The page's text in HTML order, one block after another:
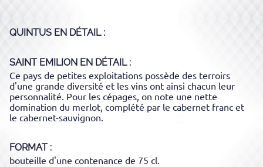
QUINTUS EN DÉTAIL :
SAINT EMILION EN DÉTAIL :
Ce pays de petites exploitations possède des terroirs
d'une grande diversité et les vins ont ainsi chacun leur
personnalité. Pour les cépages, on note une nette
domination du merlot, complété par le cabernet franc et
le cabernet-sauvignon.
FORMAT
bouteille d'une contenance de 75 cl.